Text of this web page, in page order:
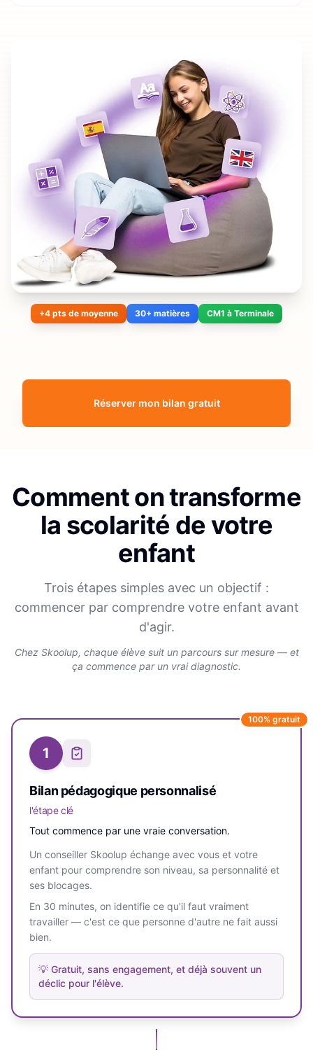
+4 pts de moyenne 30+ matières CM1 à Terminale
Réserver mon bilan gratuit
Comment on transforme
la scolarité de votre
enfant
Trois étapes simples avec un objectif :
commencer par comprendre votre enfant avant
d'agir.
Chez Skoolup, chaque élève suit un parcours sur mesure — et
ça commence par un vrai diagnostic.
100% gratuit
1
Bilan pédagogique personnalisé
l'étape clé
Tout commence par une vraie conversation.
Un conseiller Skoolup échange avec vous et votre
enfant pour comprendre son niveau, sa personnalité et
ses blocages.
En 30 minutes, on identifie ce qu'il faut vraiment
travailler — c'est ce que personne d'autre ne fait aussi
bien.
💡 Gratuit, sans engagement, et déjà souvent un
déclic pour l'élève.